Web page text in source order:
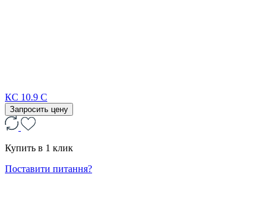
КС 10.9 С
Запросить цену
Купить в 1 клик
Поставити питання?